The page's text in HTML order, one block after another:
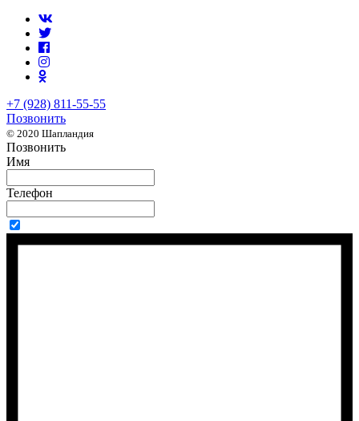
+7 (928) 811-55-55
Позвонить
© 2020 Шапландия
Позвонить
Имя
Телефон